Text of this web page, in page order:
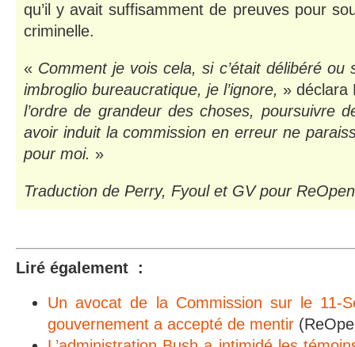
qu’il y avait suffisamment de preuves pour
criminelle.
« Comment je vois cela, si c’était délibéré ou
imbroglio bureaucratique, je l’ignore, » déclara
l’ordre de grandeur des choses, poursuivre
avoir induit la commission en erreur ne
pour moi. »
Traduction de Perry, Fyoul et GV pour
Liré également :
Un avocat de la Commission sur le 11-
gouvernement a accepté de mentir